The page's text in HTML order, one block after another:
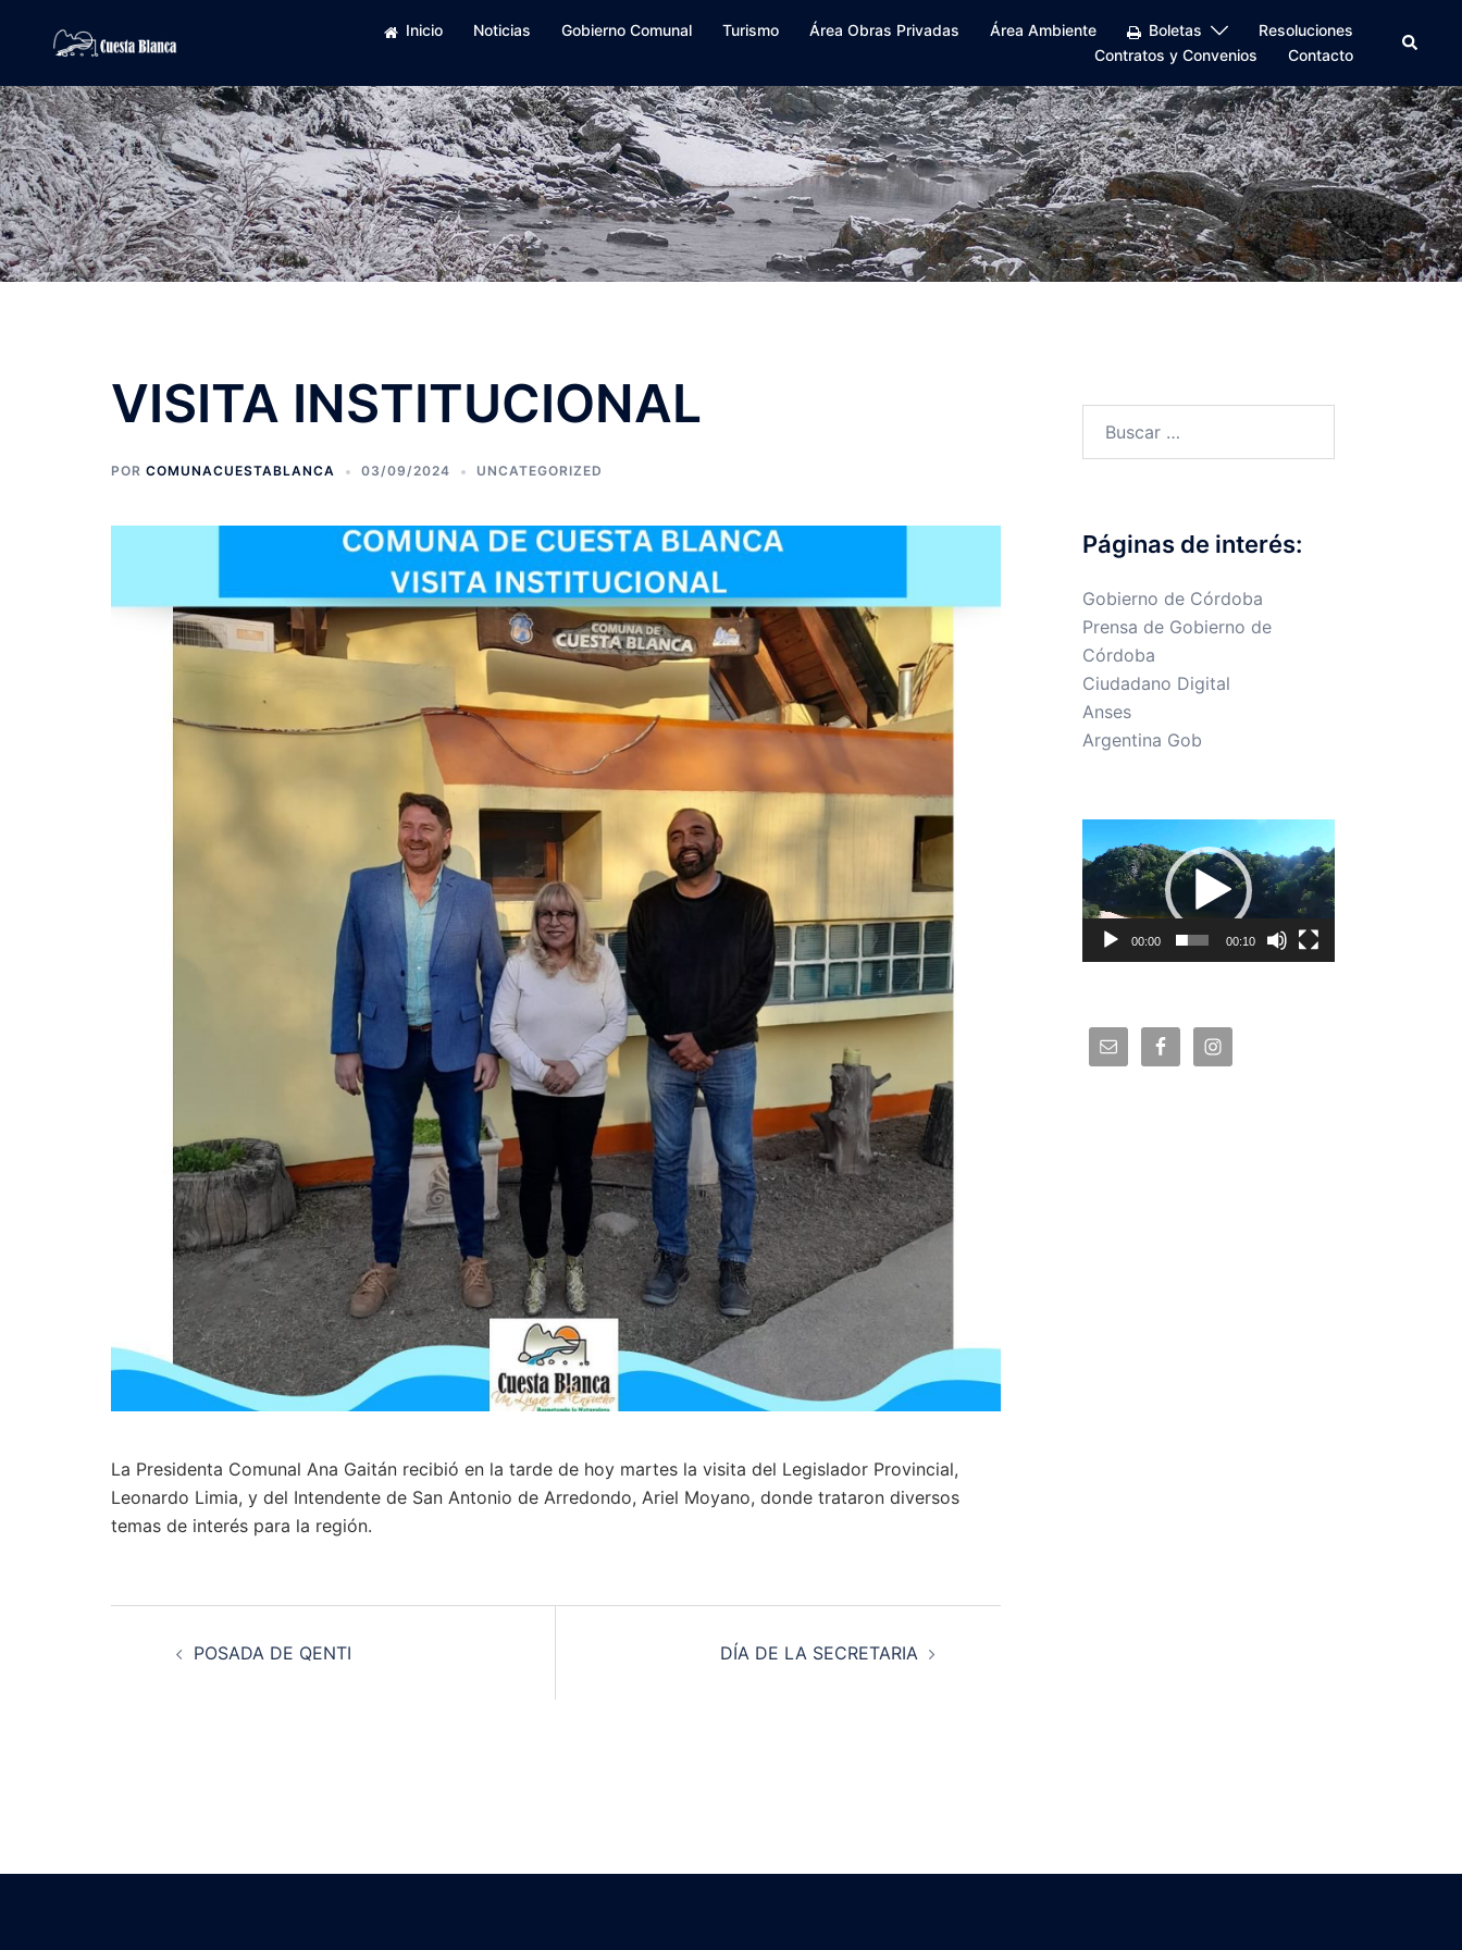
Inicio Noticias Gobierno Comunal Turismo Área Obras Privadas Área Ambiente Boletas
Resoluciones
Contratos y Convenios
Contacto
Buscar
VISITA INSTITUCIONAL
POR COMUNACUESTABLANCA 03/09/2024 UNCATEGORIZED
La Presidenta Comunal Ana Gaitán recibió en la tarde de hoy martes la visita del Legislador Provincial,
Leonardo Limia, y del Intendente de San Antonio de Arredondo, Ariel Moyano, donde trataron diversos
temas de interés para la región.
POSADA DE QENTI DÍA DE LA SECRETARIA
Páginas de interés:
Gobierno de Córdoba
Prensa de Gobierno de
Córdoba
Ciudadano Digital
Anses
Argentina Gob
de
vídeo
00:00 00:10